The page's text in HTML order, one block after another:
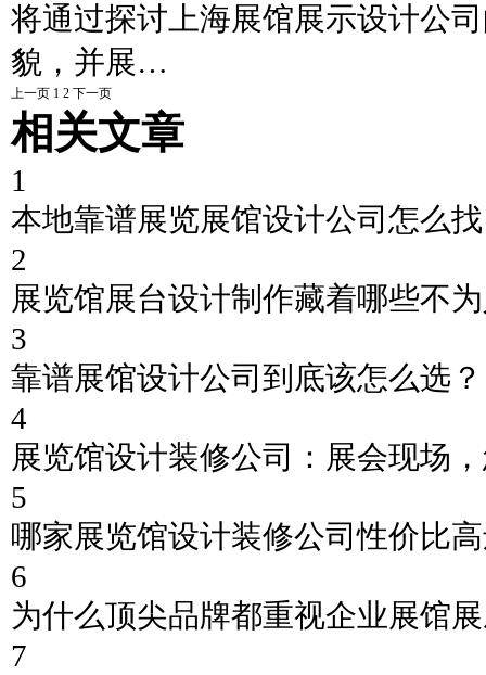
将通过探讨上海展馆展示设计公
貌，并展…
上一页 1 2 下一页
相关文章
1
本地靠谱展览展馆设计公司怎么
2
展览馆展台设计制作藏着哪些不
3
靠谱展馆设计公司到底该怎么选？
4
展览馆设计装修公司：展会现场
5
哪家展览馆设计装修公司性价比
6
为什么顶尖品牌都重视企业展馆
7